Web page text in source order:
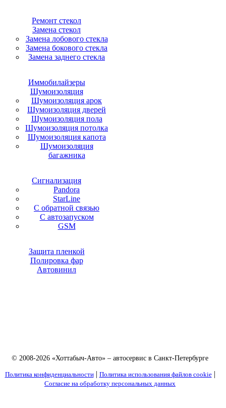
Ремонт стекол
Замена стекол
Замена лобового стекла
Замена бокового стекла
Замена заднего стекла
Иммобилайзеры
Шумоизоляция
Шумоизоляция арок
Шумоизоляция дверей
Шумоизоляция пола
Шумоизоляция потолка
Шумоизоляция капота
Шумоизоляция
багажника
Сигнализация
Pandora
StarLine
С обратной связью
С автозапуском
GSM
Защита пленкой
Полировка фар
Автовинил
© 2008-2026 «Хоттабыч-Авто» – автосервис в Санкт-Петербурге
Политика конфиденциальности| Политика использования файлов cookie|
Согласие на обработку персональных данных